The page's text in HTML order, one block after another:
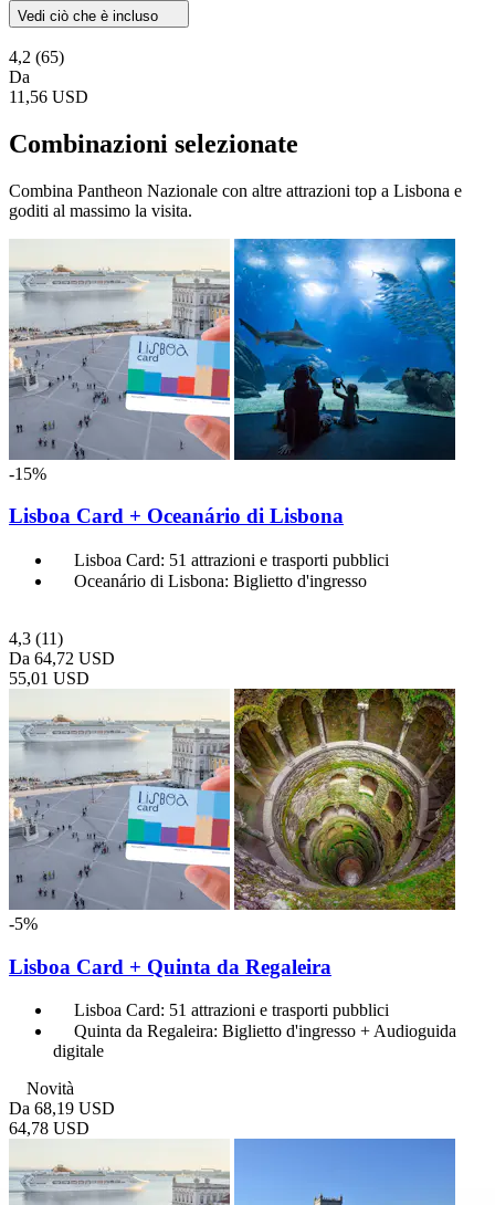
Vedi ciò che è incluso
4,2 (65)
Da
11,56 USD
Combinazioni selezionate
Combina Pantheon Nazionale con altre attrazioni top a Lisbona e
goditi al massimo la visita.
-15%
Lisboa Card + Oceanário di Lisbona
Lisboa Card: 51 attrazioni e trasporti pubblici
Oceanário di Lisbona: Biglietto d'ingresso
4,3 (11)
Da 64,72 USD
55,01 USD
-5%
Lisboa Card + Quinta da Regaleira
Lisboa Card: 51 attrazioni e trasporti pubblici
Quinta da Regaleira: Biglietto d'ingresso + Audioguida
digitale
Novità
Da 68,19 USD
64,78 USD